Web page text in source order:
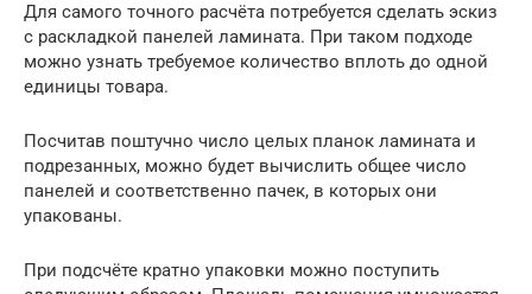
Для самого точного расчёта потребуется сделать эскиз
с раскладкой панелей ламината. При таком подходе
можно узнать требуемое количество вплоть до одной
единицы товара.
Посчитав поштучно число целых планок ламината и
подрезанных, можно будет вычислить общее число
панелей и соответственно пачек, в которых они
упакованы.
При подсчёте кратно упаковки можно поступить